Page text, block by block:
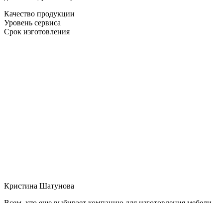
Качество продукции
Уровень сервиса
Срок изготовления
Кристина Шатунова